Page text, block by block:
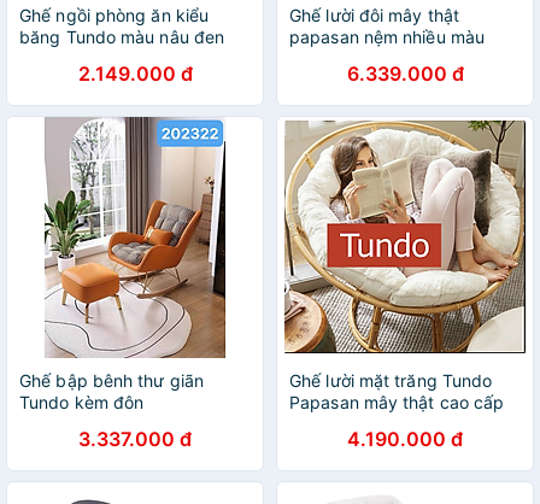
Ghế ngồi phòng ăn kiểu
băng Tundo màu nâu đen
2.149.000 đ
Ghế lười đôi mây thật
papasan nệm nhiều màu
6.339.000 đ
Ghế bập bênh thư giãn
Tundo kèm đôn
3.337.000 đ
Ghế lười mặt trăng Tundo
Papasan mây thật cao cấp
4.190.000 đ